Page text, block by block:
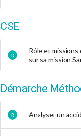
CSE
R
Rôle et missions
sur sa mission
Démarche
R Analyser un